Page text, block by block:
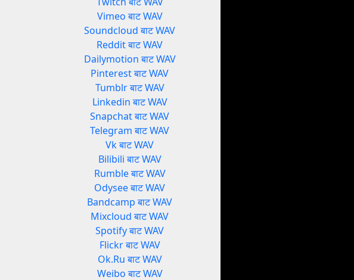
Vimeo बाट WAV
Soundcloud बाट WAV
Reddit बाट WAV
Dailymotion बाट WAV
Pinterest बाट WAV
Tumblr बाट WAV
Linkedin बाट WAV
Snapchat बाट WAV
Telegram बाट WAV
Vk बाट WAV
Bilibili बाट WAV
Rumble बाट WAV
Odysee बाट WAV
Bandcamp बाट WAV
Mixcloud बाट WAV
Spotify बाट WAV
Flickr बाट WAV
Ok.Ru बाट WAV
Weibo बाट WAV